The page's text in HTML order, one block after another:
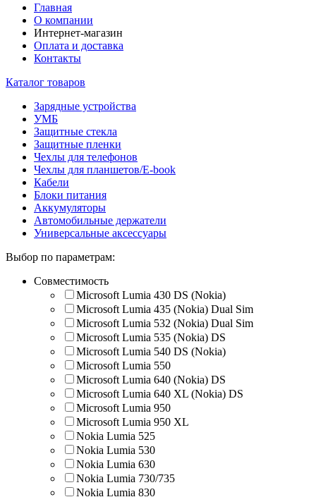
Главная
О компании
Интернет-магазин
Оплата и доставка
Контакты
Каталог товаров
Зарядные устройства
УМБ
Защитные стекла
Защитные пленки
Чехлы для телефонов
Чехлы для планшетов/E-book
Кабели
Блоки питания
Аккумуляторы
Автомобильные держатели
Универсальные аксессуары
Выбор по параметрам:
Совместимость
Microsoft Lumia 430 DS (Nokia)
Microsoft Lumia 435 (Nokia) Dual Sim
Microsoft Lumia 532 (Nokia) Dual Sim
Microsoft Lumia 535 (Nokia) DS
Microsoft Lumia 540 DS (Nokia)
Microsoft Lumia 550
Microsoft Lumia 640 (Nokia) DS
Microsoft Lumia 640 XL (Nokia) DS
Microsoft Lumia 950
Microsoft Lumia 950 XL
Nokia Lumia 525
Nokia Lumia 530
Nokia Lumia 630
Nokia Lumia 730/735
Nokia Lumia 830